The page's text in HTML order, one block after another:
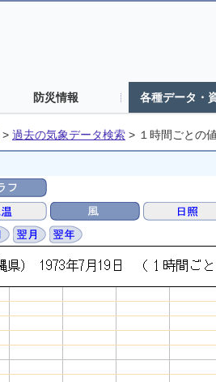
防災情報 各種データ・
> 過去の気象データ検索 > １時間ごとの